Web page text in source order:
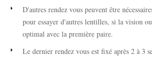
D'autres rendez vous peuvent être
pour essayer d'autres lentilles, si la vision
optimal avec la première paire.
Le dernier rendez vous est fixé après 2 à 3